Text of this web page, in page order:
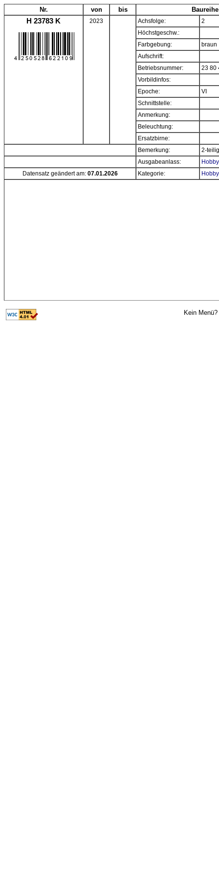
Nr. von bis
H 23783 K 2023 Achsfolge:
2
Höchstgeschw.:
Farbgebung:
braun
Aufschrift:
Betriebsnummer:
23 80
Vorbildinfos:
Epoche:
VI
Schnittstelle:
Anmerkung:
Beleuchtung:
Ersatzbirne:
Bemerkung:
2-
Ausgabeanlass:
Datensatz geändert am: 07.01.2026 Kategorie:
Kein